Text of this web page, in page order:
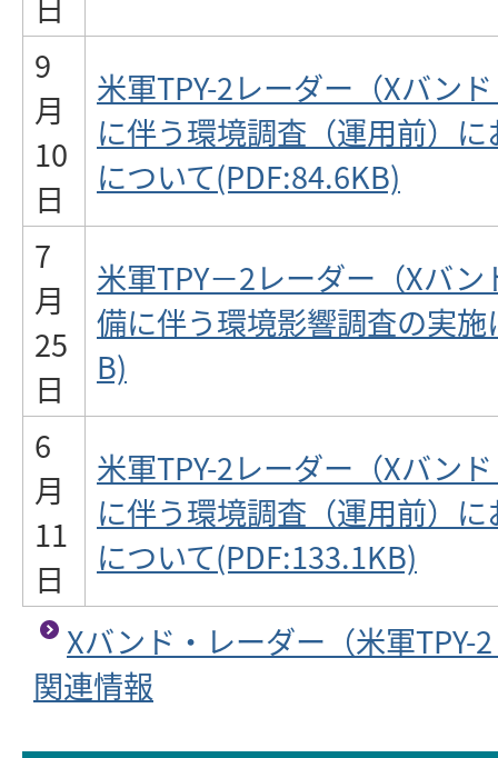
9
月
10
日
米軍TPY-2レーダー（Xバン
に伴う環境調査（運用前）
について(PDF:84.6KB)
7
月
25
日
米軍TPY－2レーダー（Xバ
備に伴う環境影響調査の実
B)
6
月
11
日
米軍TPY-2レーダー（Xバン
に伴う環境調査（運用前）
について(PDF:133.1KB)
Xバンド・レーダー（米軍TPY-
関連情報